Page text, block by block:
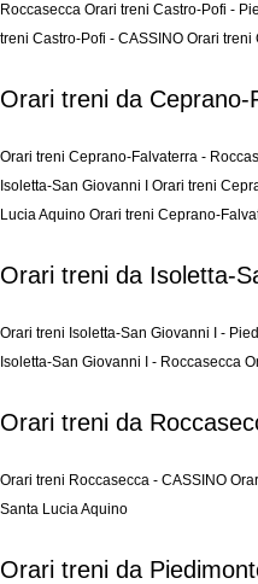
Roccasecca Orari treni Castro-Pofi -
treni Castro-Pofi - CASSINO Orari treni
Orari treni da Ceprano-
Orari treni Ceprano-Falvaterra -
Isoletta-San Giovanni I Orari treni
Lucia Aquino Orari treni Ceprano-
Orari treni da Isoletta-
Orari treni Isoletta-San Giovanni I -
Isoletta-San Giovanni I - Roccasecca
Orari treni da
Orari treni Roccasecca - CASSINO
Santa Lucia Aquino
Orari treni da